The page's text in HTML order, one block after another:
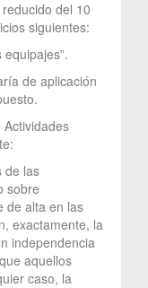
del 10
siguientes:
de aplicación
de las
sobre
de alta en las
exactamente, la
independencia
aquellos
caso, la